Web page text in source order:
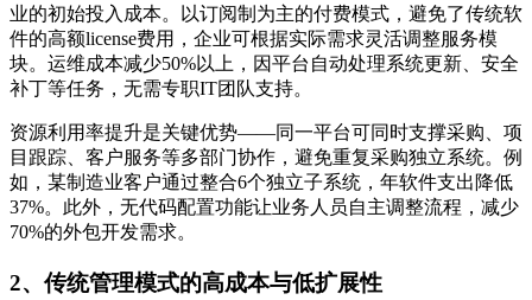
业的初始投入成本。以订阅制为主的付费模式，避免了传统软
件的高额license费用，企业可根据实际需求灵活调整服务模
块。运维成本减少50%以上，因平台自动处理系统更新、安全
补丁等任务，无需专职IT团队支持。
资源利用率提升是关键优势——同一平台可同时支撑采购、项
目跟踪、客户服务等多部门协作，避免重复采购独立系统。例
如，某制造业客户通过整合6个独立子系统，年软件支出降低
37%。此外，无代码配置功能让业务人员自主调整流程，减少
70%的外包开发需求。
2、传统管理模式的高成本与低扩展性